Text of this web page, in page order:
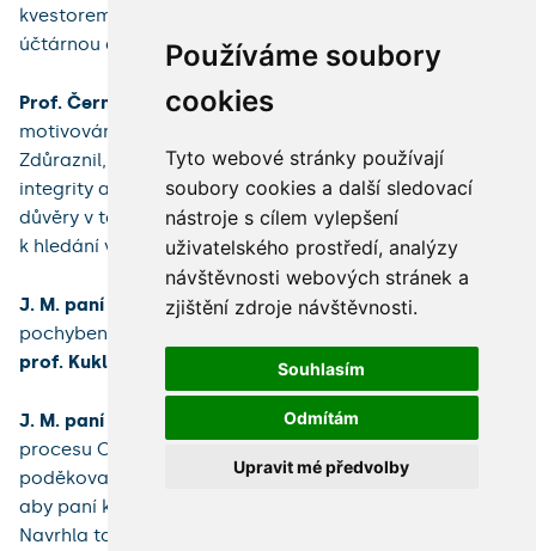
Používáme soubory
cookies
Tyto webové stránky používají
soubory cookies a další sledovací
nástroje s cílem vylepšení
uživatelského prostředí, analýzy
návštěvnosti webových stránek a
zjištění zdroje návštěvnosti.
Souhlasím
Odmítám
Upravit mé předvolby
kvestorem. Konkrétně zmínil potřebu spolupráce s
účtárnou a dalšími relevantními odděleními.
Prof. Černý
vyzval k tomu, aby vedení UK bylo
motivováno snahou pomáhat univerzitě jako celku.
Zdůraznil, že pověřené osoby jednají s vědomím osobní
integrity a zodpovědnosti. Upozornil na důležitost
důvěry v to, že kontrolní mechanismy nebudou zneužity
k hledání viny tam, kde není.
J. M. paní rektorkapřipomněla, že bylo přiznáno
pochybení ohledně komunikace, na což upozornil i
prof. Kuklík
J. M. paní rektorka
reagovala návrhem začlenit do
procesu OVV UK a prodloužit termín kontroly. Dále
poděkovala za všechny připomínky a apelovala na to,
aby paní kancléřka nebyla nadměrně zatěžována.
Navrhla také uzpůsobit rozhovory tak, aby